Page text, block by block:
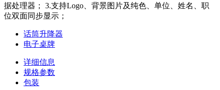
据处理器； 3.支持Logo、背景图片及纯色、单位、姓名、职
位双面同步显示；
话筒升降器
电子桌牌
详细信息
规格参数
包装